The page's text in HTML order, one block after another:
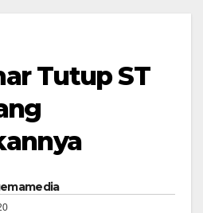
Tutup ST